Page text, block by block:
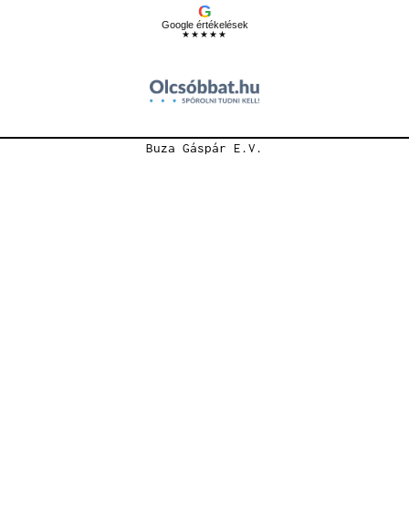
G
Google értékelések
★★★★★
Buza Gáspár E.V.